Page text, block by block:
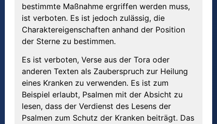
bestimmte Maßnahme ergriffen werden muss,
ist verboten. Es ist jedoch zulässig, die
Charaktereigenschaften anhand der Position
der Sterne zu bestimmen.
Es ist verboten, Verse aus der Tora oder
anderen Texten als Zauberspruch zur Heilung
eines Kranken zu verwenden. Es ist zum
Beispiel erlaubt, Psalmen mit der Absicht zu
lesen, dass der Verdienst des Lesens der
Psalmen zum Schutz der Kranken beiträgt. Das